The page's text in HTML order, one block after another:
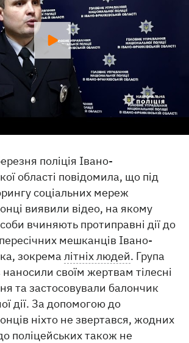
поліція Івано-
області повідомила, що під
соціальних мереж
виявили відео, на якому
вчиняють протиправні дії до
мешканців Івано-
зокремалітніх людей. Група
своїм жертвам тілесні
та застосовували балончик
дії. За допомогою до
ніхто не звертався, жодних
поліцейських також не